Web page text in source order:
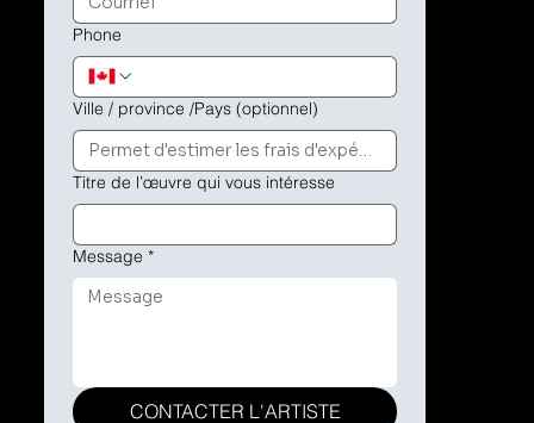
Phone
Ville / province /Pays (optionnel)
Titre de l’œuvre qui vous intéresse
Message *
CONTACTER L'ARTISTE